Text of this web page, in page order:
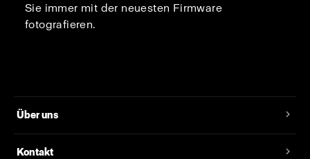
Sie immer mit der neuesten Firmware
fotografieren.
Über uns
Kontakt